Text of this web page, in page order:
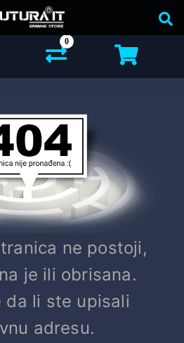
0
ne postoji,
je ili obrisana.
da li ste upisali
adresu.